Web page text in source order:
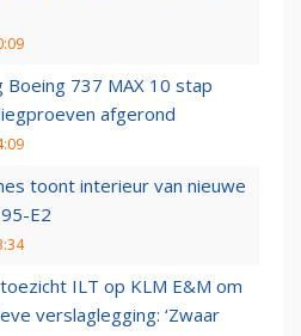
Boeing 737 MAX 10 stap
afgerond
toont interieur van nieuwe
E2
ILT op KLM E&M om
verslaglegging: ‘Zwaar